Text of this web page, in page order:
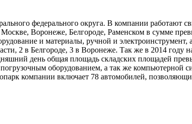
федерального округа. В компании работают
Воронеже, Белгороде, Раменском в сумме
и материалы, ручной и
2 в Белгороде, 3 в Воронеже. Так же в 2014 году
день общая площадь складских площадей
оборудованием, а так же компьютерной
компании включает 78 автомобилей,